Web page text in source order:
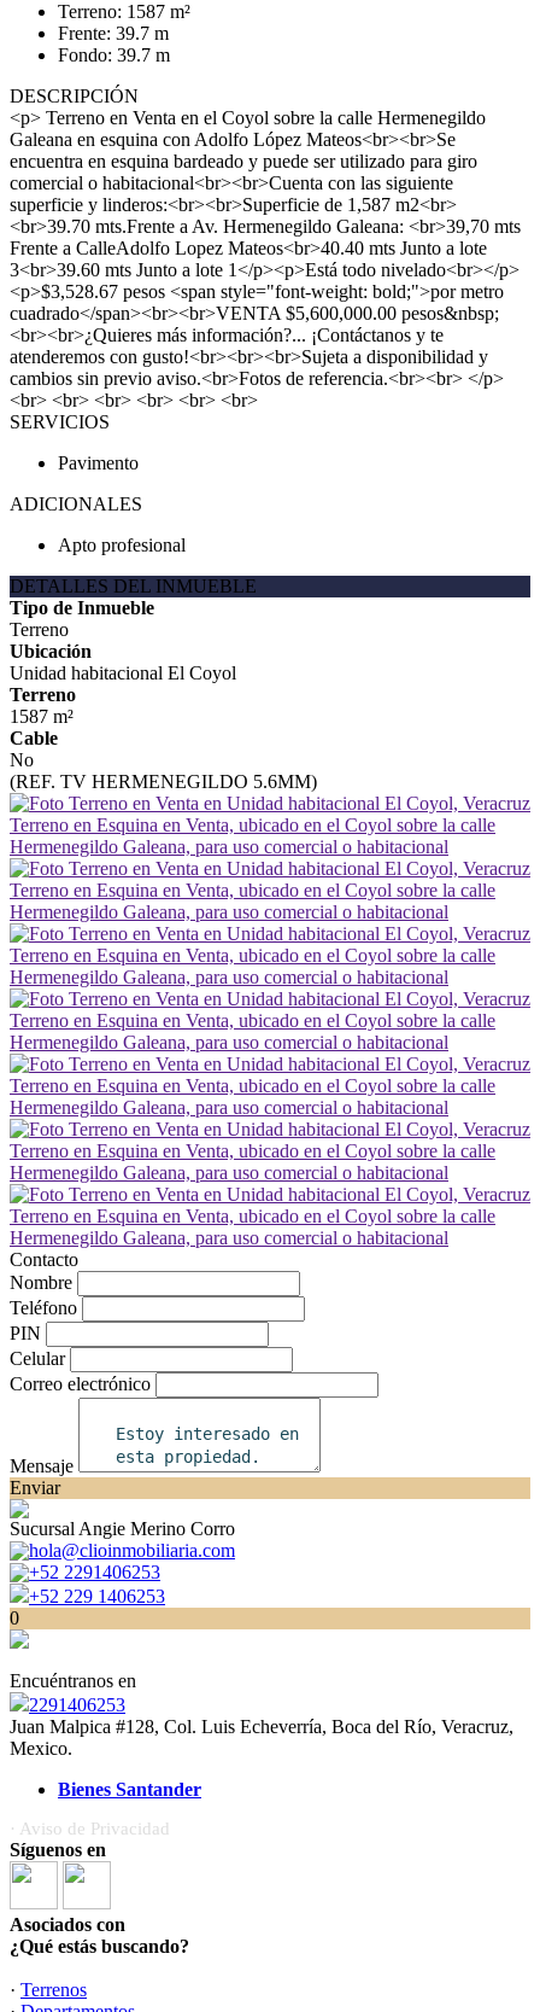
Terreno: 1587 m²
Frente: 39.7 m
Fondo: 39.7 m
DESCRIPCIÓN
<p> Terreno en Venta en el Coyol sobre la calle Hermenegildo
Galeana en esquina con Adolfo López Mateos<br><br>Se
encuentra en esquina bardeado y puede ser utilizado para giro
comercial o habitacional<br><br>Cuenta con las siguiente
superficie y linderos:<br><br>Superficie de 1,587 m2<br>
<br>39.70 mts.Frente a Av. Hermenegildo Galeana: <br>39,70 mts
Frente a CalleAdolfo Lopez Mateos<br>40.40 mts Junto a lote
3<br>39.60 mts Junto a lote 1</p><p>Está todo nivelado<br></p>
<p>$3,528.67 pesos <span style="font-weight: bold;">por metro
cuadrado</span><br><br>VENTA $5,600,000.00 pesos&nbsp;
<br><br>¿Quieres más información?... ¡Contáctanos y te
atenderemos con gusto!<br><br><br>Sujeta a disponibilidad y
cambios sin previo aviso.<br>Fotos de referencia.<br><br> </p>
<br> <br> <br> <br> <br> <br>
SERVICIOS
Pavimento
ADICIONALES
Apto profesional
DETALLES DEL INMUEBLE
Tipo de Inmueble
Terreno
Ubicación
Unidad habitacional El Coyol
Terreno
1587 m²
Cable
No
(REF. TV HERMENEGILDO 5.6MM)
Contacto
Nombre
Teléfono
PIN
Celular
Correo electrónico
Mensaje
Enviar
Sucursal Angie Merino Corro
hola@clioinmobiliaria.com
+52 2291406253
+52 229 1406253
0
Encuéntranos en
2291406253
Juan Malpica #128, Col. Luis Echeverría, Boca del Río, Veracruz,
Mexico.
Bienes Santander
· Aviso de Privacidad
Síguenos en
Asociados con
¿Qué estás buscando?
· Terrenos